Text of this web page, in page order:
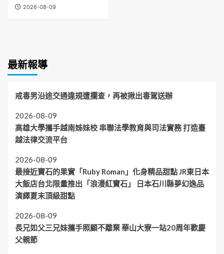
2026-08-09
最新報導
戒毒男沿途交通違規遭攔查，再被揪出毒駕送辦
2026-08-09
高雄大學攜手越南姊妹校 串聯法學教育與司法實務 打造臺
越法律交流平台
2026-08-09
最接近寶石的果實「Ruby Roman」化身精品甜點 JR東日本
大飯店台北限量推出「浪漫紅寶石」 日本石川縣夢幻逸品
演繹夏末頂級甜點
2026-08-09
長兄如父三兄妹攜手照顧不離棄 華山大寮一站20周年歡慶
父親節